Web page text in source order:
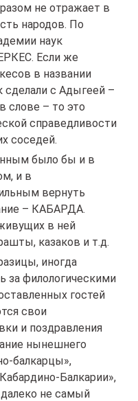
не отражает в
народов. По
наук
Если же
в названии
сделали с Адыгеей –
слове – то это
справедливости
соседей.
было бы и в
и в
вернуть
– КАБАРДА.
в ней
казаков и т.д.
иногда
за филологическими
гостей
свои
и поздравления
нынешнего
балкарцы»,
Балкарии»,
не самый